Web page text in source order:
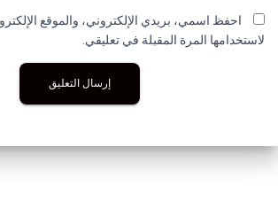
احفظ اسمي، بريدي الإلكتروني، والموقع
لاستخدامها المرة المقبلة في تعليقي.